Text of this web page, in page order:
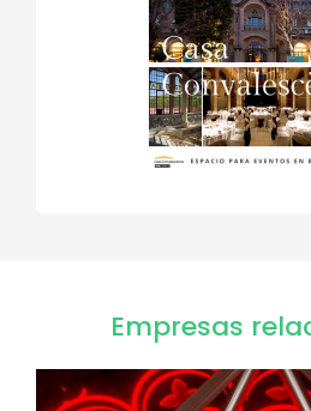
Empresas